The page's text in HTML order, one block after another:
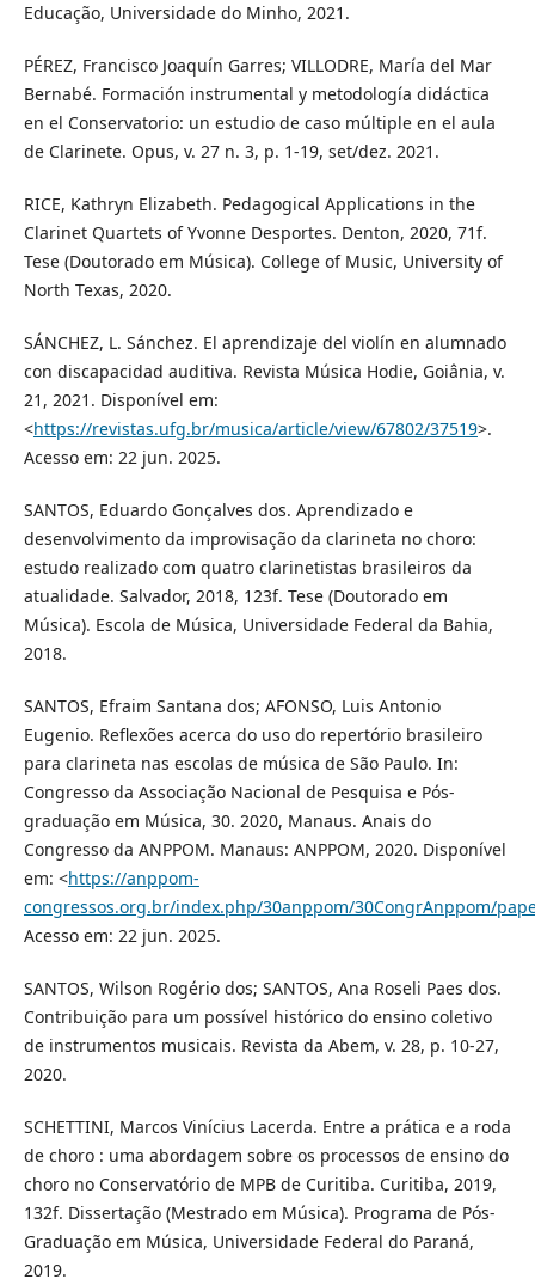
Educação, Universidade do Minho, 2021.
PÉREZ, Francisco Joaquín Garres; VILLODRE, María del Mar
Bernabé. Formación instrumental y metodología didáctica
en el Conservatorio: un estudio de caso múltiple en el aula
de Clarinete. Opus, v. 27 n. 3, p. 1-19, set/dez. 2021.
RICE, Kathryn Elizabeth. Pedagogical Applications in the
Clarinet Quartets of Yvonne Desportes. Denton, 2020, 71f.
Tese (Doutorado em Música). College of Music, University of
North Texas, 2020.
SÁNCHEZ, L. Sánchez. El aprendizaje del violín en alumnado
con discapacidad auditiva. Revista Música Hodie, Goiânia, v.
21, 2021. Disponível em:
<https://revistas.ufg.br/musica/article/view/67802/37519>.
Acesso em: 22 jun. 2025.
SANTOS, Eduardo Gonçalves dos. Aprendizado e
desenvolvimento da improvisação da clarineta no choro:
estudo realizado com quatro clarinetistas brasileiros da
atualidade. Salvador, 2018, 123f. Tese (Doutorado em
Música). Escola de Música, Universidade Federal da Bahia,
2018.
SANTOS, Efraim Santana dos; AFONSO, Luis Antonio
Eugenio. Reflexões acerca do uso do repertório brasileiro
para clarineta nas escolas de música de São Paulo. In:
Congresso da Associação Nacional de Pesquisa e Pós-
graduação em Música, 30. 2020, Manaus. Anais do
Congresso da ANPPOM. Manaus: ANPPOM, 2020. Disponível
em: <https://anppom-
congressos.org.br/index.php/30anppom/30CongrAnppom/
Acesso em: 22 jun. 2025.
SANTOS, Wilson Rogério dos; SANTOS, Ana Roseli Paes dos.
Contribuição para um possível histórico do ensino coletivo
de instrumentos musicais. Revista da Abem, v. 28, p. 10-27,
2020.
SCHETTINI, Marcos Vinícius Lacerda. Entre a prática e a roda
de choro : uma abordagem sobre os processos de ensino do
choro no Conservatório de MPB de Curitiba. Curitiba, 2019,
132f. Dissertação (Mestrado em Música). Programa de Pós-
Graduação em Música, Universidade Federal do Paraná,
2019.